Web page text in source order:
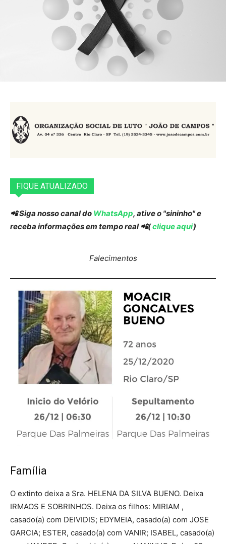
FIQUE ATUALIZADO
📲 Siga nosso canal do WhatsApp, ative o "sininho" e
receba informações em tempo real 📲(clique aqui)
Falecimentos
Família
O extinto deixa a Sra. HELENA DA SILVA BUENO. Deixa
IRMAOS E SOBRINHOS. Deixa os filhos: MIRIAM ,
casado(a) com DEIVIDIS; EDYMEIA, casado(a) com JOSE
GARCIA; ESTER, casado(a) com VANIR; ISABEL, casado(a)